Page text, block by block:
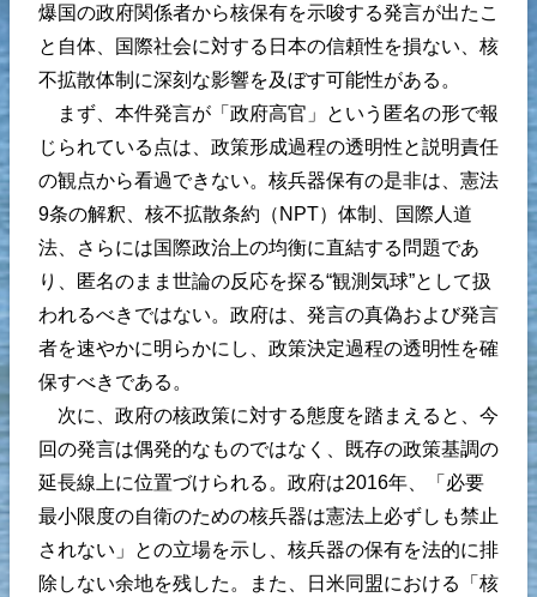
爆国の政府関係者から核保有を示唆する発言が出たこ
と自体、国際社会に対する日本の信頼性を損ない、核
不拡散体制に深刻な影響を及ぼす可能性がある。
まず、本件発言が「政府高官」という匿名の形で報
じられている点は、政策形成過程の透明性と説明責任
の観点から看過できない。核兵器保有の是非は、憲法
9条の解釈、核不拡散条約（NPT）体制、国際人道
法、さらには国際政治上の均衡に直結する問題であ
り、匿名のまま世論の反応を探る“観測気球”として扱
われるべきではない。政府は、発言の真偽および発言
者を速やかに明らかにし、政策決定過程の透明性を確
保すべきである。
次に、政府の核政策に対する態度を踏まえると、今
回の発言は偶発的なものではなく、既存の政策基調の
延長線上に位置づけられる。政府は2016年、「必要
最小限度の自衛のための核兵器は憲法上必ずしも禁止
されない」との立場を示し、核兵器の保有を法的に排
除しない余地を残した。また、日米同盟における「核